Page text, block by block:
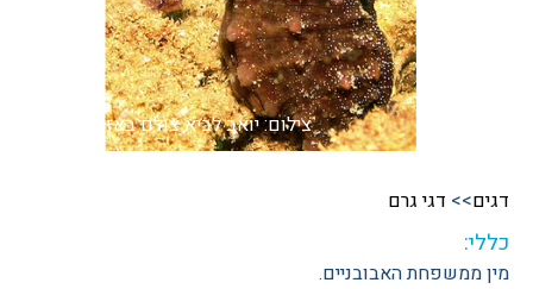
צילום: יואב לביאצולם באזור תל אביב
דגים>> דגי גרם
כללי:
מין ממשפחת האבובניים.